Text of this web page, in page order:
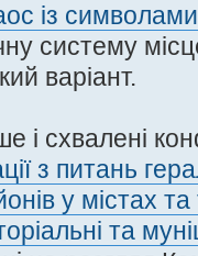
із
систему
варіант.
і схвалені
з питань
у містах
та